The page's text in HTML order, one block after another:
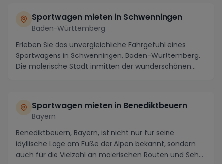
Sportwagen mieten in Schwenningen
Baden-Württemberg
Erleben Sie das unvergleichliche Fahrgefühl eines
Sportwagens in Schwenningen, Baden-Württemberg.
Die malerische Stadt inmitten der wunderschönen
Sportwagen mieten in Benediktbeuern
Bayern
Benediktbeuern, Bayern, ist nicht nur für seine
idyllische Lage am Fuße der Alpen bekannt, sondern
auch für die Vielzahl an malerischen Routen und Seh...